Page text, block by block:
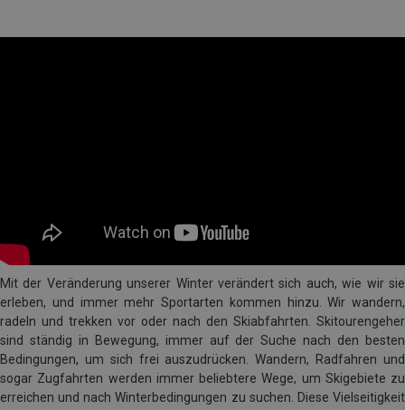
Mit der Veränderung unserer Winter verändert sich auch, wie wir sie
erleben, und immer mehr Sportarten kommen hinzu. Wir wandern,
radeln und trekken vor oder nach den Skiabfahrten. Skitourengeher
sind ständig in Bewegung, immer auf der Suche nach den besten
Bedingungen, um sich frei auszudrücken. Wandern, Radfahren und
sogar Zugfahrten werden immer beliebtere Wege, um Skigebiete zu
erreichen und nach Winterbedingungen zu suchen. Diese Vielseitigkeit